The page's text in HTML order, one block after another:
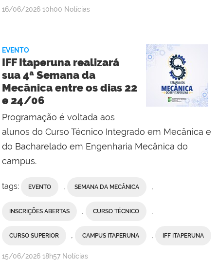
por
publicado
16/06/2026 10h00 Notícias
EVENTO
IFF Itaperuna realizará
sua 4ª Semana da
Mecânica entre os dias 22
e 24/06
Programação é voltada aos
alunos do Curso Técnico Integrado em Mecânica e
do Bacharelado em Engenharia Mecânica do
campus.
tags: EVENTO , SEMANA DA MECÂNICA ,
INSCRIÇÕES ABERTAS , CURSO TÉCNICO ,
CURSO SUPERIOR , CAMPUS ITAPERUNA , IFF ITAPERUNA
por
publicado
15/06/2026 18h57 Notícias